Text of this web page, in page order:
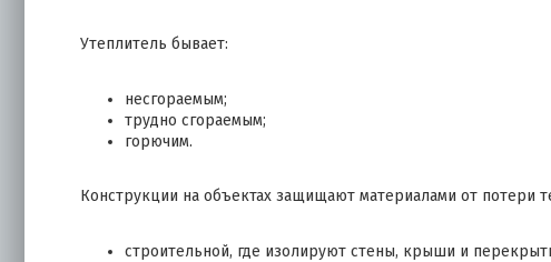
Утеплитель бывает:
несгораемым;
трудно сгораемым;
горючим.
Конструкции на объектах защищают материалами от потери
строительной, где изолируют стены, крыши и